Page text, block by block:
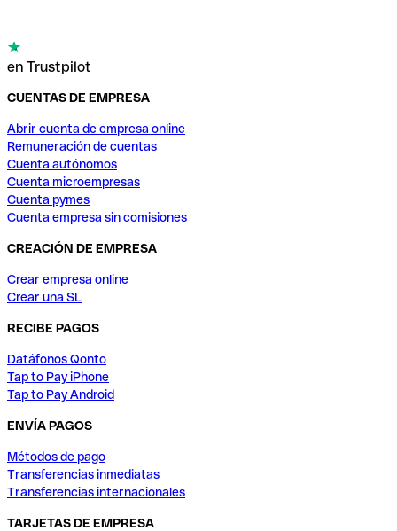
en Trustpilot
CUENTAS DE EMPRESA
Abrir cuenta de empresa online
Remuneración de cuentas
Cuenta autónomos
Cuenta microempresas
Cuenta pymes
Cuenta empresa sin comisiones
CREACIÓN DE EMPRESA
Crear empresa online
Crear una SL
RECIBE PAGOS
Datáfonos Qonto
Tap to Pay iPhone
Tap to Pay Android
ENVÍA PAGOS
Métodos de pago
Transferencias inmediatas
Transferencias internacionales
TARJETAS DE EMPRESA